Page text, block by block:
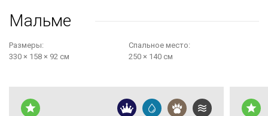
Мальме
Размеры:
330 × 158 × 92 см
Cпальное место:
250 × 140 см